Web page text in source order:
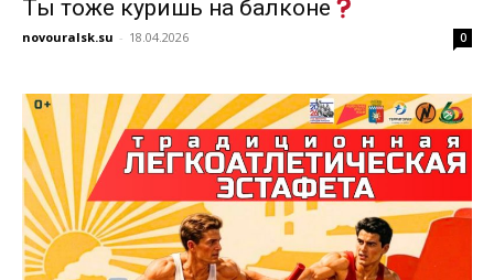
Ты тоже куришь на балконе
novouralsk.su - 18.04.2026 0